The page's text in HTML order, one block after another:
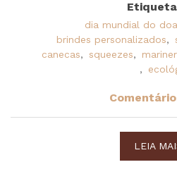
dia mundial do
brindes personalizados,
canecas, squeezes,
,
LEIA